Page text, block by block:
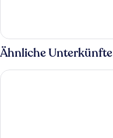
Mehrere
Betten,
Nichtraucher
Ähnliche Unterkünfte
Kompose Boutique Hotel